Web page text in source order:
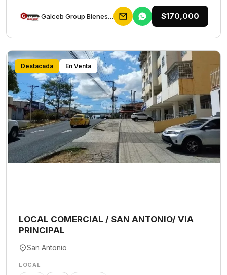
Galceb Group Bienes Raices $170,000
Destacada En Venta
LOCAL COMERCIAL / SAN ANTONIO/ VIA
PRINCIPAL
San Antonio
LOCAL